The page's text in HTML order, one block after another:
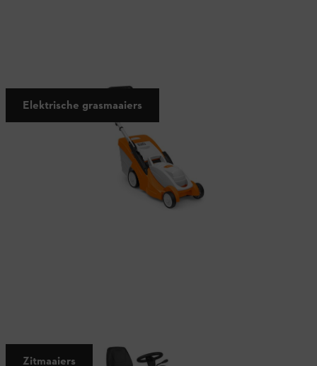
Elektrische grasmaaiers
Zitmaaiers